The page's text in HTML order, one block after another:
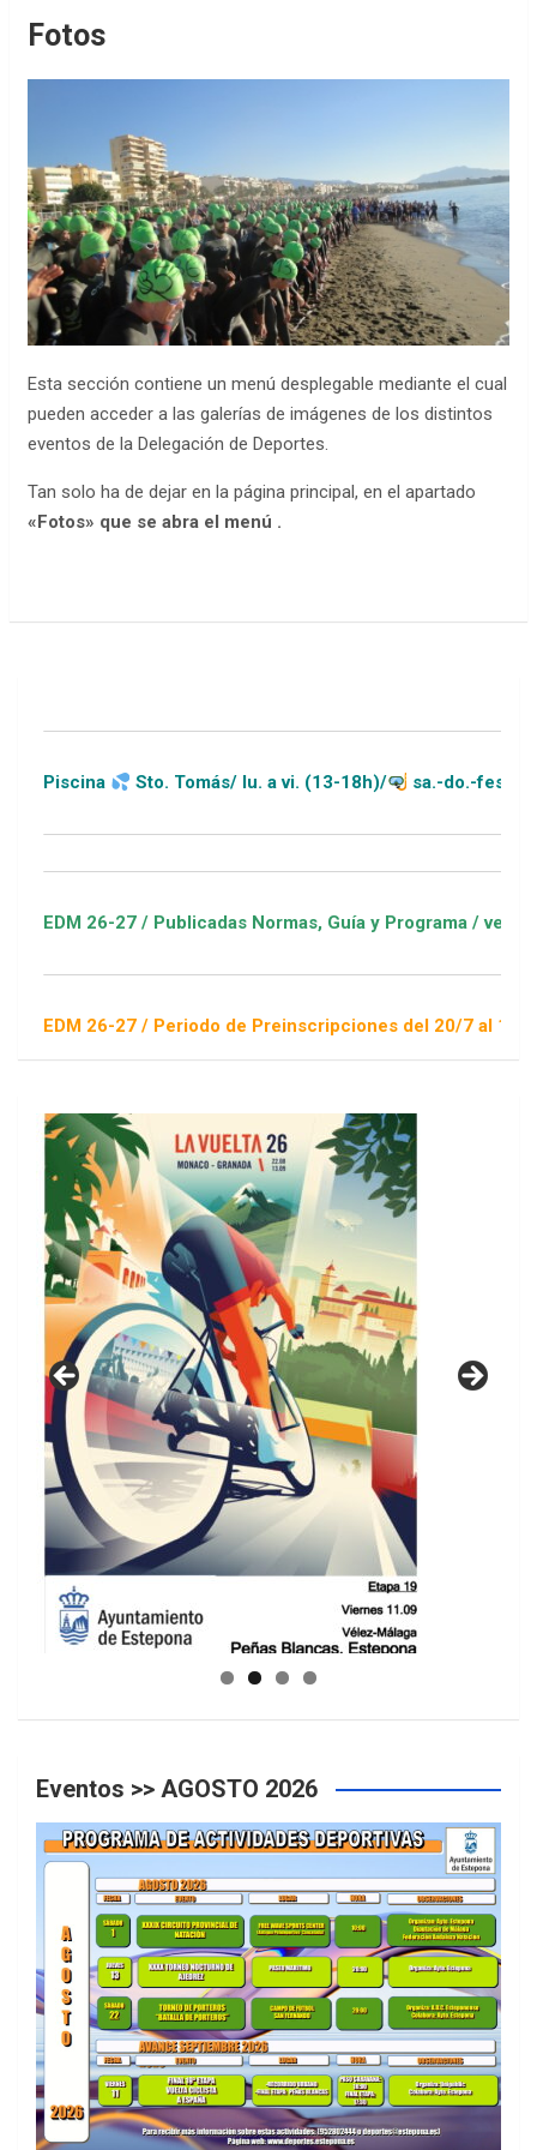
Fotos
Esta sección contiene un menú desplegable mediante el cual
pueden acceder a las galerías de imágenes de los distintos
eventos de la Delegación de Deportes.
Tan solo ha de dejar en la página principal, en el apartado
«Fotos» que se abra el menú .
Sto. Tomás/ lu. a vi. (13-18h)/ sa.-do.-festivos
26-27 / Publicadas Normas, Guía y Programa / ver
26-27 / Periodo de Preinscripciones del 20/7 al 16/8 /
GUIA DE INSTALACIONES DEPORTIVAS
Eventos >> AGOSTO 2026